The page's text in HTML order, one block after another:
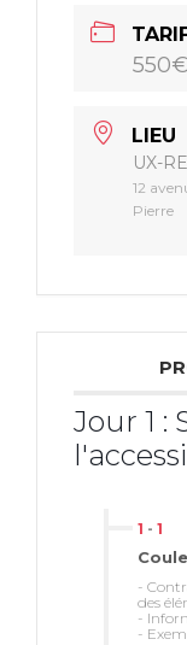
Mise
550€
LIEU
UX-
12
Pierre
Jour 1 :
1 - 1
-
des
-
-